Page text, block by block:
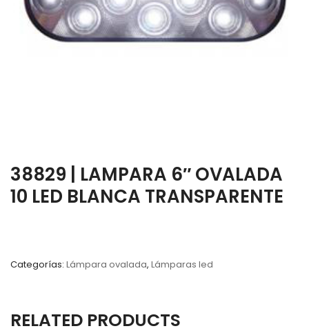
38829 | LAMPARA 6″ OVALADA
10 LED BLANCA TRANSPARENTE
Categorías: Lámpara ovalada, Lámparas led
RELATED PRODUCTS